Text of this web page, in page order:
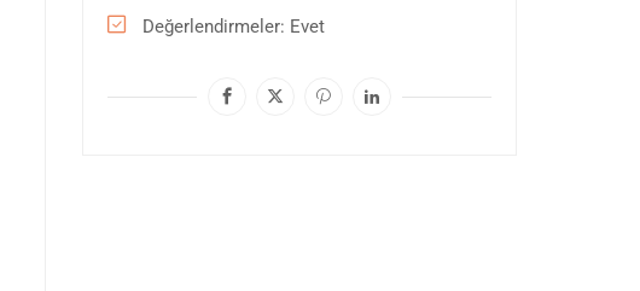
Değerlendirmeler Evet